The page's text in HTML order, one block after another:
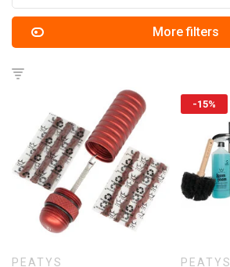
More filters
PEATYS
-15%
PEATYS